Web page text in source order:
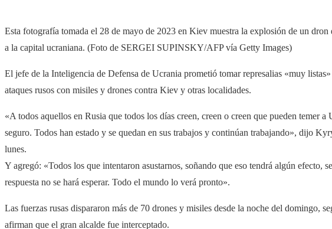
Esta fotografía tomada el 28 de mayo de 2023 en Kiev muestra la explosión de un
a la capital ucraniana. (Foto de SERGEI SUPINSKY/AFP vía Getty Images)
El jefe de la Inteligencia de Defensa de Ucrania prometió tomar represalias «muy
ataques rusos con misiles y drones contra Kiev y otras localidades.
«A todos aquellos en Rusia que todos los días creen, creen o creen que pueden temer
seguro. Todos han estado y se quedan en sus trabajos y continúan trabajando», dijo
lunes.
Y agregó: «Todos los que intentaron asustarnos, soñando que eso tendrá algún efecto,
respuesta no se hará esperar. Todo el mundo lo verá pronto».
Las fuerzas rusas dispararon más de 70 drones y misiles desde la noche del domingo,
afirman que el gran alcalde fue interceptado.